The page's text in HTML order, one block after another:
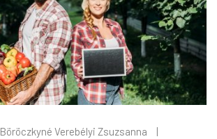
Böröczkyné Verebélyi Zsuzsanna
|